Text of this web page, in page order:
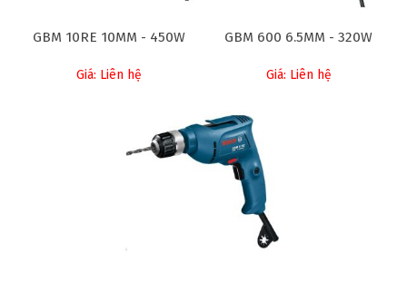
GBM 10RE 10MM - 450W
Giá: Liên hệ
GBM 600 6.5MM - 320W
Giá: Liên hệ